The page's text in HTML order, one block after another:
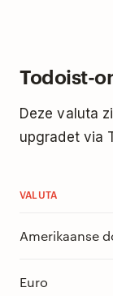
Todoist-
Deze valuta
upgradet via
VALUTA
Amerikaanse
Euro